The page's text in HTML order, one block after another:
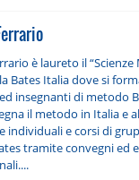
è laureto il
Bates Italia dove si
insegnanti di metodo
il metodo in Italia e
individuali e corsi di
tramite convegni ed